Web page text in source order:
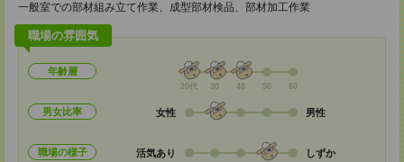
一般室での部材組み立て作業、成型部材検品、部材加工作業
職場の雰囲気
年齢層
20代 30 40 50 60
男女比率 女性 男性
職場の様子 活気あり しずか